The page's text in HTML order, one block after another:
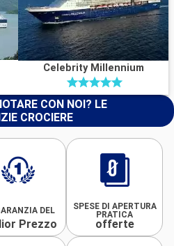
Celebrity Millennium
CON NOI? LE
CROCIERE
DEL
Prezzo
SPESE DI APERTURA
PRATICA
offerte